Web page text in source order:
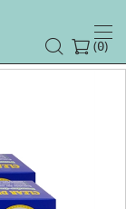
(0)